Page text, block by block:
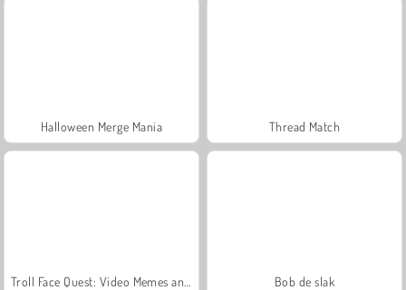
Halloween Merge Mania Thread Match
Bob de slak